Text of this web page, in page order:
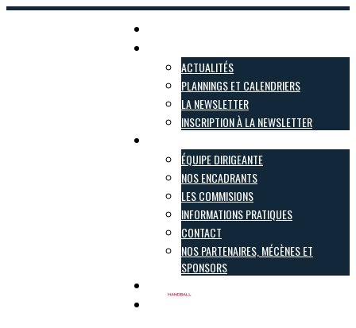
ACTUALITÉS
PLANNINGS ET CALENDRIERS
LA NEWSLETTER
INSCRIPTION À LA NEWSLETTER
ÉQUIPE DIRIGEANTE
NOS ENCADRANTS
LES COMMISIONS
INFORMATIONS PRATIQUES
CONTACT
NOS PARTENAIRES, MÉCÈNES ET
SPONSORS